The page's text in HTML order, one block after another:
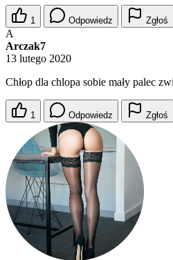
1 Odpowiedz Zgłoś
A
Arczak7
13 lutego 2020
Chłop dla chlopa sobie mały palec
1 Odpowiedz Zgłoś